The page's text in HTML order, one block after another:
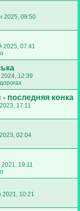
2025, 09:50
2025, 07:41
2024, 12:39
последняя конка
17:11
02:04
2021, 19:11
2021, 10:21